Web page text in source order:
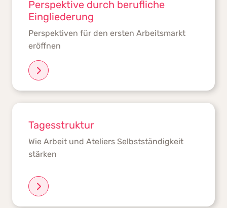
Perspektive durch berufliche
Eingliederung
Perspektiven für den ersten Arbeitsmarkt
eröffnen
Tagesstruktur
Wie Arbeit und Ateliers Selbstständigkeit
stärken